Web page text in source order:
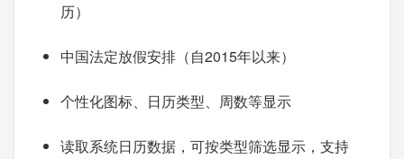
历）
中国法定放假安排（自2015年以来）
个性化图标、日历类型、周数等显示
读取系统日历数据，可按类型筛选显示，支持